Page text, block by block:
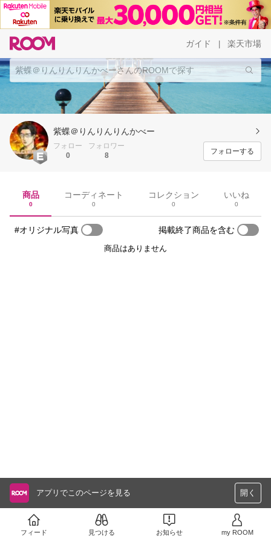
ガイド 楽天市場
紫蝶＠りんりんりんかべー
フォロー
0
フォロワー
8
フォローする
商品
0
コーディネート
0
コレクション
0
いいね
0
#オリジナル写真 掲載終了商品を含む
商品はありません
アプリでこのページを見る 開く
フィード 見つける お知らせ my ROOM